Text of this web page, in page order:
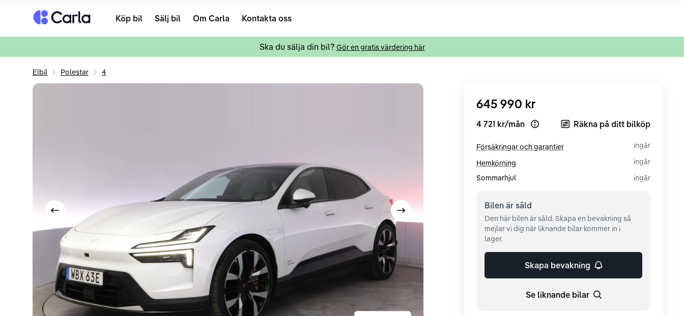
Tillbaka till startsidan Köp bil Sälj bil Om Carla Kontakta oss
Ska du sälja din bil? Gör en gratis värdering här
Elbil Polestar 4
Visa föregående bild Visa nästa bild
645 990 kr
4 721 kr/mån Open loan exampleRäkna på ditt bilköp
Försäkringar och garantier
ingår
Hemkörning
ingår
Sommarhjul
ingår
Bilen är såld
Den här bilen är såld. Skapa en bevakning så
mejlar vi dig när liknande bilar kommer in i
lager.
Skapa bevakning
Se liknande bilar